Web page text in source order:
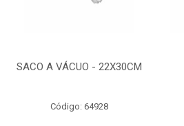
SACO A VÁCUO - 22X30CM
Código: 64928